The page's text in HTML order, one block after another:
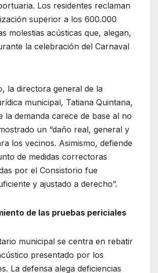
Los residentes reclaman
superior a los 600.000
molestias acústicas que, alegan,
la celebración del Carnaval
la directora general de la
municipal, Tatiana Quintana,
la demanda carece de base al no
un “daño real, general y
los vecinos. Asimismo, defiende
de medidas correctoras
por el Consistorio fue
y ajustado a derecho”.
de las pruebas periciales
municipal se centra en rebatir
presentado por los
La defensa alega deficiencias